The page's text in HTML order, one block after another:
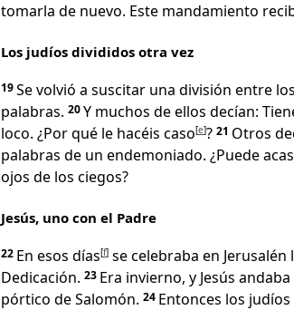
tomarla de nuevo. Este mandamiento
Los judíos divididos otra vez
19Se volvió a suscitar una división entre
palabras. 20Y muchos de ellos decían:
loco. ¿Por qué le hacéis caso[e]? 21 Otros
palabras de un endemoniado. ¿Puede
ojos de los ciegos?
Jesús, uno con el Padre
22 En esos días[f] se celebraba en Jerusalén
Dedicación. 23 Era invierno, y Jesús
pórtico de Salomón. 24 Entonces los judíos